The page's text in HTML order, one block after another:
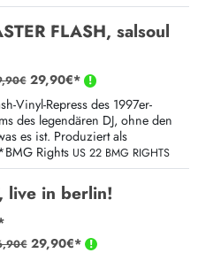
FLASH, salsoul
29,90€*
Vinyl-Repress des 1997er-
des legendären DJ, ohne den
es ist. Produziert als
Rights US 22 BMG RIGHTS
live in berlin!
29,90€*